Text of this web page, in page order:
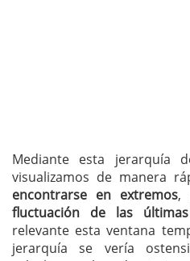
Mediante esta jerarquía
visualizamos de manera
encontrarse en extremos,
fluctuación de las
relevante esta ventana
jerarquía se vería